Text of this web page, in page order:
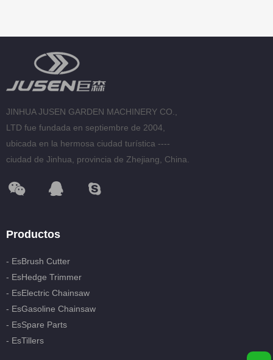
esHedge Trimmer
esElectric Chainsaw
esGasoline Chainsaw
esSpare Parts
esGasoline Spray Engine
JINHUA JUSEN GARDEN MACHINERY CO.,
LTD fue fundada en septiembre de 2004,
ubicada en la hermosa ciudad turística ----
ciudad de Jinhua, provincia de Zhejiang, China.
Productos
- EsBrush Cutter
- EsHedge Trimmer
- EsElectric Chainsaw
- EsGasoline Chainsaw
- EsSpare Parts
- EsTillers